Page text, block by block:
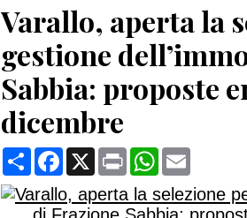
Varallo, aperta la
gestione
Sabbia: proposte
dicembre
CondividiFacebook
X Print WhatsApp